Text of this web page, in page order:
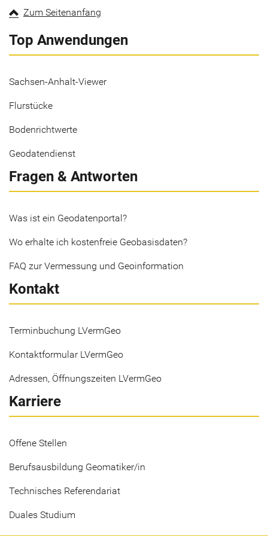
Zum Seitenanfang
Top Anwendungen
Sachsen-Anhalt-Viewer
Flurstücke
Bodenrichtwerte
Geodatendienst
Fragen & Antworten
Was ist ein Geodatenportal?
Wo erhalte ich kostenfreie Geobasisdaten?
FAQ zur Vermessung und Geoinformation
Kontakt
Terminbuchung LVermGeo
Kontaktformular LVermGeo
Adressen, Öffnungszeiten LVermGeo
Karriere
Offene Stellen
Berufsausbildung Geomatiker/in
Technisches Referendariat
Duales Studium